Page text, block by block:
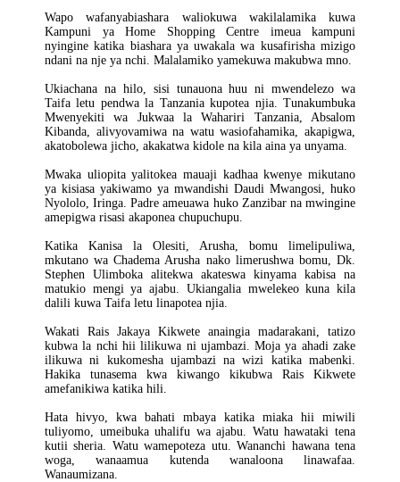
Wapo wafanyabiashara waliokuwa wakilalamika kuwa
Kampuni ya Home Shopping Centre imeua kampuni
nyingine katika biashara ya uwakala wa kusafirisha mizigo
ndani na nje ya nchi. Malalamiko yamekuwa makubwa mno.
Ukiachana na hilo, sisi tunauona huu ni mwendelezo wa
Taifa letu pendwa la Tanzania kupotea njia. Tunakumbuka
Mwenyekiti wa Jukwaa la Wahariri Tanzania, Absalom
Kibanda, alivyovamiwa na watu wasiofahamika, akapigwa,
akatobolewa jicho, akakatwa kidole na kila aina ya unyama.
Mwaka uliopita yalitokea mauaji kadhaa kwenye mikutano
ya kisiasa yakiwamo ya mwandishi Daudi Mwangosi, huko
Nyololo, Iringa. Padre ameuawa huko Zanzibar na mwingine
amepigwa risasi akaponea chupuchupu.
Katika Kanisa la Olesiti, Arusha, bomu limelipuliwa,
mkutano wa Chadema Arusha nako limerushwa bomu, Dk.
Stephen Ulimboka alitekwa akateswa kinyama kabisa na
matukio mengi ya ajabu. Ukiangalia mwelekeo kuna kila
dalili kuwa Taifa letu linapotea njia.
Wakati Rais Jakaya Kikwete anaingia madarakani, tatizo
kubwa la nchi hii lilikuwa ni ujambazi. Moja ya ahadi zake
ilikuwa ni kukomesha ujambazi na wizi katika mabenki.
Hakika tunasema kwa kiwango kikubwa Rais Kikwete
amefanikiwa katika hili.
Hata hivyo, kwa bahati mbaya katika miaka hii miwili
tuliyomo, umeibuka uhalifu wa ajabu. Watu hawataki tena
kutii sheria. Watu wamepoteza utu. Wananchi hawana tena
woga, wanaamua kutenda wanaloona linawafaa.
Wanaumizana.